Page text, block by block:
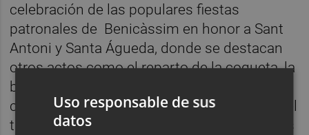
celebración de las populares fiestas
patronales de Benicàssim en honor a Sant
Antoni y Santa Águeda, donde se destacan
otros actos como el reparto de la coqueta, la
bendición de los animales en el desfile
costumbrista que, se adereza también con el
tropel de caballos. Sin embargo, el Día de las
Uso responsable de sus
datos